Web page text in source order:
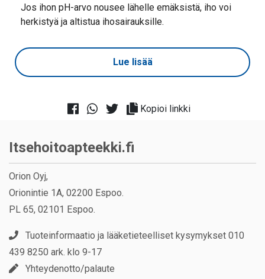
Jos ihon pH-arvo nousee lähelle emäksistä, iho voi
herkistyä ja altistua ihosairauksille.
Lue lisää
Kopioi linkki
Itsehoitoapteekki.fi
Orion Oyj,
Orionintie 1A, 02200 Espoo.
PL 65, 02101 Espoo.
Tuoteinformaatio ja lääketieteelliset kysymykset 010
439 8250 ark. klo 9-17
Yhteydenotto/palaute